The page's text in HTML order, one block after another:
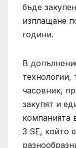
бъде
изплащане
години.
В
часовник,
закупят и
компанията
3 SE, който